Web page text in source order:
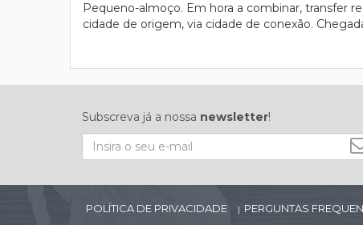
Pequeno-almoço. Em hora a combinar, transfer
cidade de origem, via cidade de conexão.
Subscreva já a nossa newsletter!
POLÍTICA DE PRIVACIDADE | PERGUNTAS